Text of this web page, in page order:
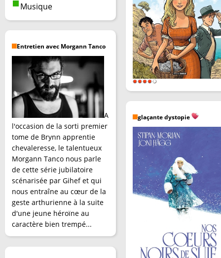
Musique
Entretien avec Morgann Tanco
A
l'occasion de la sorti premier
tome de Brynn apprentie
chevaleresse, le talentueux
Morgann Tanco nous parle
de cette série jubilatoire
scénarisée par Gihef et qui
nous entraîne au cœur de la
geste arthurienne à la suite
d'une jeune héroïne au
caractère bien trempé...
glaçante dystopie